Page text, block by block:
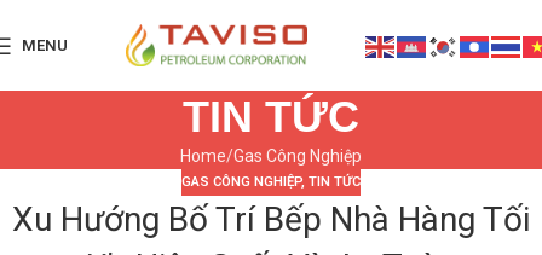
MENU
TIN TỨC
Home Gas Công Nghiệp
GAS CÔNG NGHIỆP, TIN TỨC
Xu Hướng Bố Trí Bếp Nhà Hàng Tối